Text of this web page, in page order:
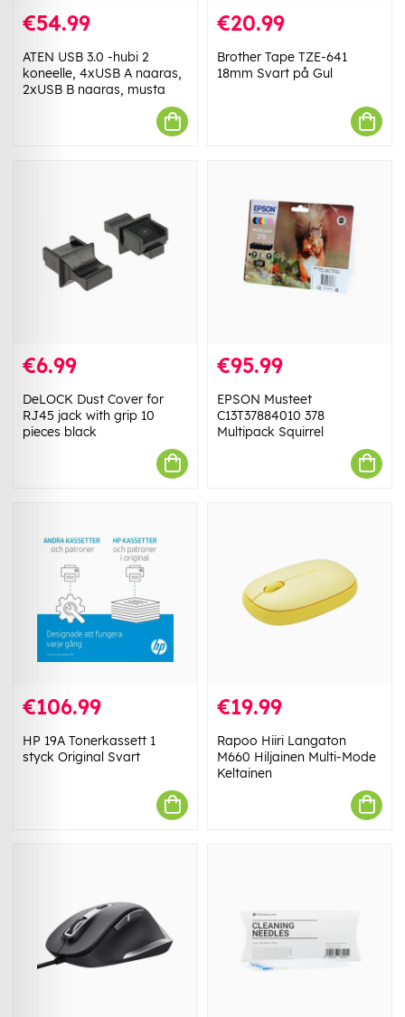
€54.99
ATEN USB 3.0 -hubi 2
koneelle, 4xUSB A naaras,
2xUSB B naaras, musta
€20.99
Brother Tape TZE-641
18mm Svart på Gul
€6.99
DeLOCK Dust Cover for
RJ45 jack with grip 10
pieces black
€95.99
EPSON Musteet
C13T37884010 378
Multipack Squirrel
€106.99
HP 19A Tonerkassett 1
styck Original Svart
€19.99
Rapoo Hiiri Langaton
M660 Hiljainen Multi-Mode
Keltainen